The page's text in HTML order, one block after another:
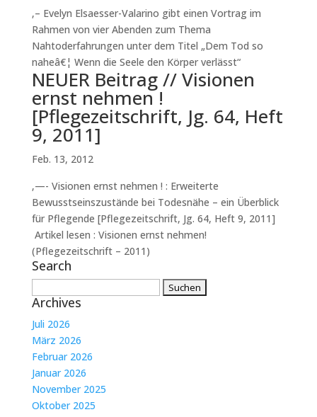
‚– Evelyn Elsaesser-Valarino gibt einen Vortrag im
Rahmen von vier Abenden zum Thema
Nahtoderfahrungen unter dem Titel „Dem Tod so
naheâ€¦ Wenn die Seele den Körper verlässt“
NEUER Beitrag // Visionen
ernst nehmen !
[Pflegezeitschrift, Jg. 64, Heft
9, 2011]
Feb. 13, 2012
‚—- Visionen ernst nehmen ! : Erweiterte
Bewusstseinszustände bei Todesnähe – ein Überblick
für Pflegende [Pflegezeitschrift, Jg. 64, Heft 9, 2011]
Artikel lesen : Visionen ernst nehmen!
(Pflegezeitschrift – 2011)
Search
nach:
Archives
Juli 2026
März 2026
Februar 2026
Januar 2026
November 2025
Oktober 2025